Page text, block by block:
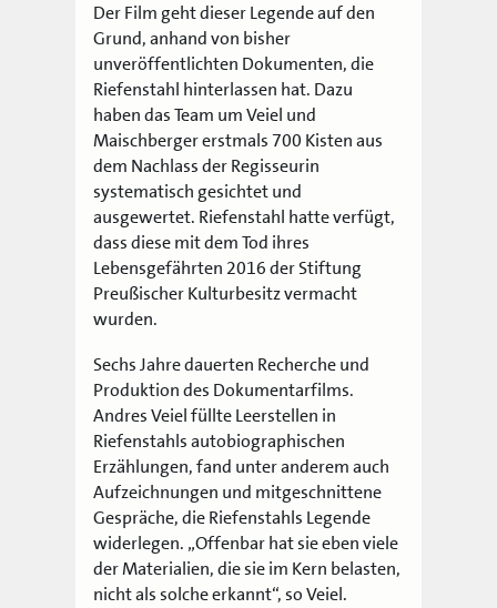
Der Film geht dieser Legende auf den
Grund, anhand von bisher
unveröffentlichten Dokumenten, die
Riefenstahl hinterlassen hat. Dazu
haben das Team um Veiel und
Maischberger erstmals 700 Kisten aus
dem Nachlass der Regisseurin
systematisch gesichtet und
ausgewertet. Riefenstahl hatte verfügt,
dass diese mit dem Tod ihres
Lebensgefährten 2016 der Stiftung
Preußischer Kulturbesitz vermacht
wurden.
Sechs Jahre dauerten Recherche und
Produktion des Dokumentarfilms.
Andres Veiel füllte Leerstellen in
Riefenstahls autobiographischen
Erzählungen, fand unter anderem auch
Aufzeichnungen und mitgeschnittene
Gespräche, die Riefenstahls Legende
widerlegen. „Offenbar hat sie eben viele
der Materialien, die sie im Kern belasten,
nicht als solche erkannt“, so Veiel.